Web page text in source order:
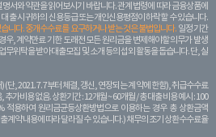
서와 약관을 읽어보시기 바랍니다. 관계 법령에 따라 금융상품에
출 시 귀하의 신용등급 또는 개인신용평점이 하락할 수 있습니다.
니다. 중개수수료를 요구하거나 받는 것은 불법입니다. 일정 기간
우, 계약만료 기한 도래전 모든 원리금을 변제해야할 의무가 발생
무위탁을 받아 대출모집 및 소개 등의 섭외 활동을 돕습니다. 단, 실
단, 2021. 7. 7부터 체결, 갱신, 연장되는 계 약에 한함), 취급수수료
가비용 없음. 상환기간 : 12개월 ~ 60개월 / 총 대출 비용 예시 : 100
적용하여 원리금균등상환방법으로 이용하는 경우 총 상환금액
계약 내용에 따라 달라질 수 있습니다.) 채무의 조기 상환수수료율